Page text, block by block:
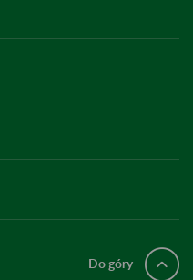
Do góry